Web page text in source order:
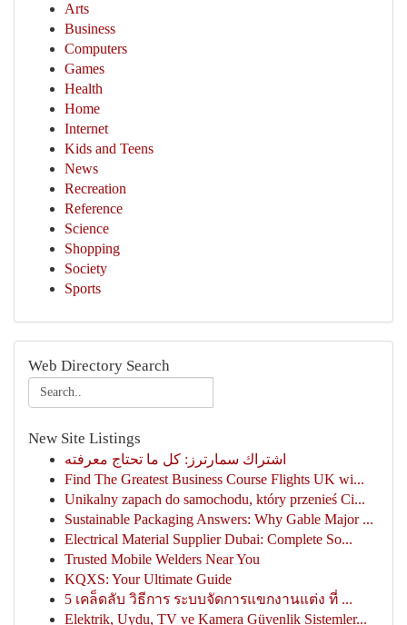
Arts
Business
Computers
Games
Health
Home
Internet
Kids and Teens
News
Recreation
Reference
Science
Shopping
Society
Sports
Web Directory Search
New Site Listings
اشتراك سمارترز: كل ما تحتاج معرفته
Find The Greatest Business Course Flights UK wi...
Unikalny zapach do samochodu, który przenieś Ci...
Sustainable Packaging Answers: Why Gable Major ...
Electrical Material Supplier Dubai: Complete So...
Trusted Mobile Welders Near You
KQXS: Your Ultimate Guide
5 เคล็ดลับ วิธีการ ระบบจัดการแขกงานแต่ง ที่ ...
Elektrik, Uydu, TV ve Kamera Güvenlik Sistemler...